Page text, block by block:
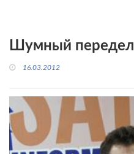
Шумный передел
16.03.2012